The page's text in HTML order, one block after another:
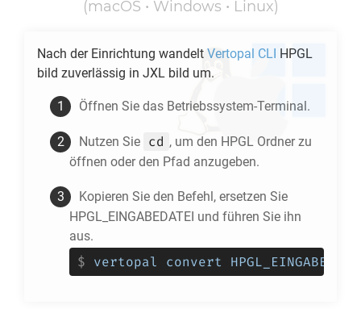
(macOS • Windows • Linux)
Nach der Einrichtung wandelt Vertopal CLI HPGL
bild zuverlässig in JXL bild um.
Öffnen Sie das Betriebssystem-Terminal.
Nutzen Sie cd , um den HPGL Ordner zu
öffnen oder den Pfad anzugeben.
Kopieren Sie den Befehl, ersetzen Sie
HPGL_EINGABEDATEI und führen Sie ihn
aus.
$ vertopal convert